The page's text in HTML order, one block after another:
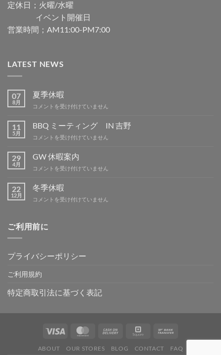
定休日；火曜/水曜
イベント開催日
営業時間；AM11:00-PM7:00
LATEST NEWS
07
8月
夏季休暇
夏
休
暇
は
コメントを受け付けていません
11
5月
BBQ ミーティング IN 吉野
BBQ
ー
テ
ィ
グ
吉
コメントを受け付けていません
29
4月
GW 休暇案内
GW
暇
案
内
コメントを受け付けていません
22
12月
冬季休暇
冬
暇
は
コメントを受け付けていません
ご利用前に
プライバシーポリシー
ご利用規約
特定商取引法に基づく表記
ABOUT OUR STORES BLOG CONTACT FAQ